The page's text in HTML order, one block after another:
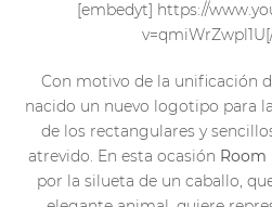
[embedyt] https://
Con motivo de la unificación
nacido un nuevo logotipo para
de los rectangulares y
atrevido. En esta ocasión Room
por la silueta de un caballo,